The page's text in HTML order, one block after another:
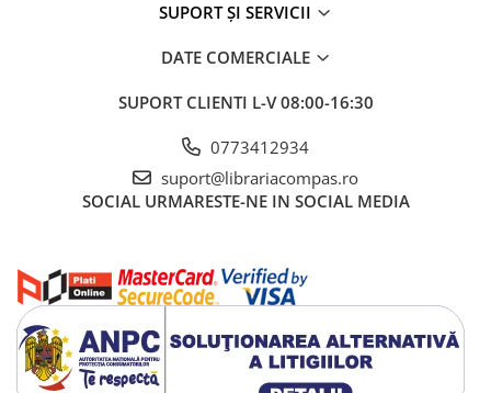
SUPORT ȘI SERVICII
DATE COMERCIALE
SUPORT CLIENTI L-V 08:00-16:30
0773412934
suport@librariacompas.ro
SOCIAL URMARESTE-NE IN SOCIAL MEDIA